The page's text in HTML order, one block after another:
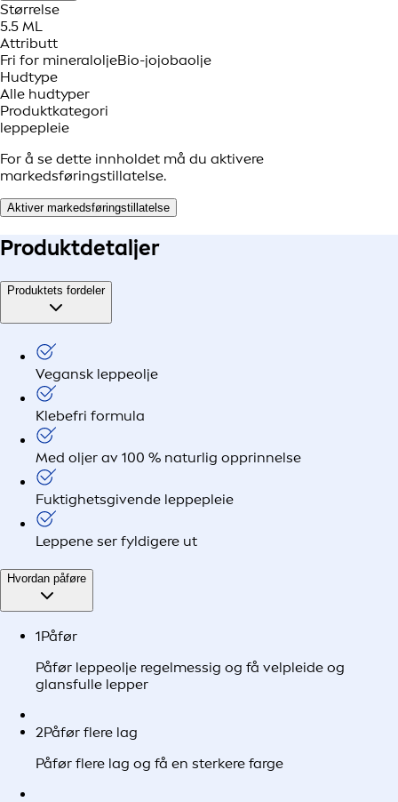
Størrelse
5.5 ML
Attributt
Fri for mineraloljeBio-jojobaolje
Hudtype
Alle hudtyper
Produktkategori
leppepleie
For å se dette innholdet må du aktivere
markedsføringstillatelse.
Aktiver markedsføringstillatelse
Produktdetaljer
Produktets fordeler
Vegansk leppeolje
Klebefri formula
Med oljer av 100 % naturlig opprinnelse
Fuktighetsgivende leppepleie
Leppene ser fyldigere ut
Hvordan påføre
1Påfør
Påfør leppeolje regelmessig og få velpleide og
glansfulle lepper
2Påfør flere lag
Påfør flere lag og få en sterkere farge